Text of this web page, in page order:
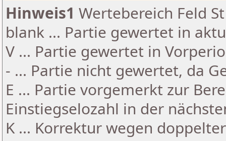
Hinweis1 Wertebereich Feld
blank ... Partie gewertet in
V ... Partie gewertet in
- ... Partie nicht gewertet, da
E ... Partie vorgemerkt zur
Einstiegselozahl in der
K ... Korrektur wegen